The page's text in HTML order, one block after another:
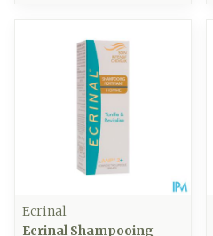
Ecrinal
Ecrinal Shampooing